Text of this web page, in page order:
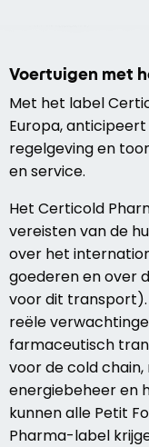
Voertuigen met
Met het label
Europa,
regelgeving en
en service.
Het Certicold
vereisten van de
over het
goederen en over
voor dit
reële
farmaceutisch
voor de cold
energiebeheer en
kunnen alle Petit
Pharma-label